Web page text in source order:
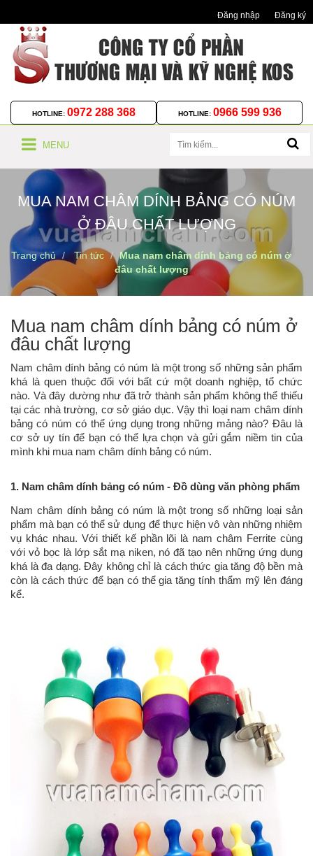
Đăng nhập Đăng ký
HOTLINE: 0972 288 368 HOTLINE: 0966 599 936
MENU
MUA NAM CHÂM DÍNH BẢNG CÓ NÚM
Ở ĐÂU CHẤT LƯỢNG
Trang chủ Tin tức
Mua nam châm dính bảng có núm ở
đâu chất lượng
Mua nam châm dính bảng có núm ở
đâu chất lượng
Nam châm dính bảng có núm là một trong số những sản phẩm
khá là quen thuộc đối với bất cứ một doanh nghiệp, tổ chức
nào. Và đây dường như đã trở thành sản phẩm không thể thiếu
tại các nhà trường, cơ sở giáo dục. Vậy thì loại nam châm dính
bảng có núm có thể ứng dụng trong những mảng nào? Đâu là
cơ sở uy tín để bạn có thể lựa chọn và gửi gắm niềm tin của
mình khi mua nam châm dính bảng có núm.
1. Nam châm dính bảng có núm - Đồ dùng văn phòng phẩm
Nam châm dính bảng có núm là một trong số những loại sản
phẩm mà bạn có thể sử dụng để thực hiện vô vàn những nhiệm
vụ khác nhau. Với thiết kế phần lõi là nam châm Ferrite cùng
với vỏ bọc là lớp sắt mạ niken, nó đã tạo nên những ứng dụng
khá là đa dạng. Đây không chỉ là cách thức gia tăng độ bền mà
còn là cách thức để bạn có thể gia tăng tính thẩm mỹ lên đáng
kể.